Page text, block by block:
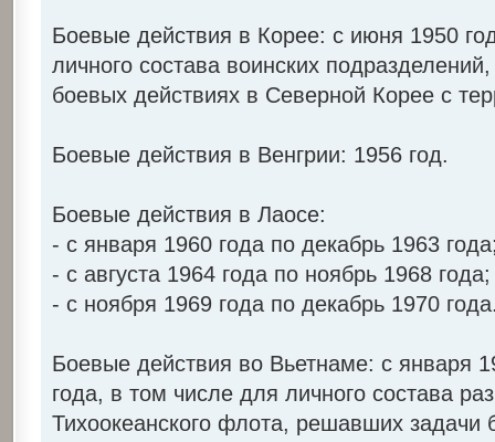
Боевые действия в Корее: с июня 1950
личного состава воинских
боевых действиях в Северной Корее с
Боевые действия в Венгрии: 1956 год.
Боевые действия в Лаосе:
- с января 1960 года по декабрь 1963
- с августа 1964 года по ноябрь 1968 года;
- с ноября 1969 года по декабрь 1970
Боевые действия во Вьетнаме: с января
года, в том числе для личного состава
Тихоокеанского флота, решавших